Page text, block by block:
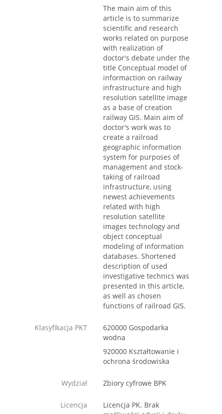
The main aim of this
article is to summarize
scientific and research
works related on purpose
with realization of
doctor's debate under the
title Conceptual model of
informaction on railway
infrastructure and high
resolution satellite image
as a base of creation
railway GIS. Main aim of
doctor's work was to
create a railroad
geographic information
system for purposes of
management and stock-
taking of railroad
infrastructure, using
newest achievements
related with high
resolution satellite
images technology and
object conceptual
modeling of information
databases. Shortened
description of used
investigative technics was
presented in this article,
as well as chosen
functions of railroad GIS.
Klasyfikacja PKT
620000 Gospodarka
wodna
920000 Kształtowanie i
ochrona środowiska
Wydział Zbiory cyfrowe BPK
Licencja
Licencja PK. Brak